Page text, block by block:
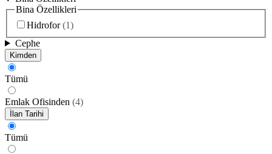
Bina Özellikleri
Hidrofor (1)
Cephe
Kimden
Tümü
Emlak Ofisinden (4)
İlan Tarihi
Tümü